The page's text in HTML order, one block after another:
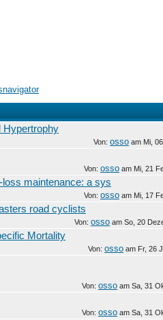
Hypertrophy
Von: osso am Mi,
Von: osso am Mi, 21
maintenance: a sys
Von: osso am Mi, 17
road cyclists
Von: osso am So, 20
Mortality
Von: osso am Fr, 26
Von: osso am Sa, 31
Von: osso am Sa, 31